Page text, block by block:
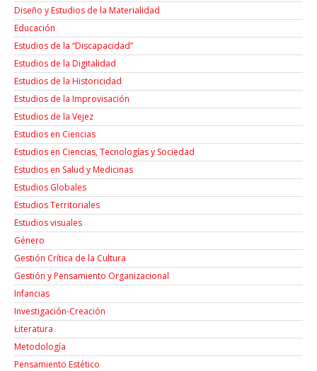
Diseño y Estudios de la Materialidad
Educación
Estudios de la “Discapacidad”
Estudios de la Digitalidad
Estudios de la Historicidad
Estudios de la Improvisación
Estudios de la Vejez
Estudios en Ciencias
Estudios en Ciencias, Tecnologías y Sociedad
Estudios en Salud y Medicinas
Estudios Globales
Estudios Territoriales
Estudios visuales
Género
Gestión Crítica de la Cultura
Gestión y Pensamiento Organizacional
Infancias
Investigación-Creación
Łiteratura
Metodología
Pensamiento Estético